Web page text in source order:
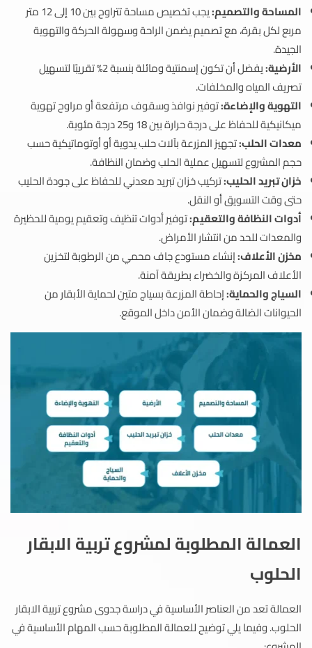
المساحة والتصميم:
يجب تخصيص مساحة تتراوح بين 10 إلى 12 متر
مربع لكل بقرة، مع تصميم يضمن الراحة وسهولة الحركة والتهوية
الجيدة.
الأرضية:
يفضل أن تكون إسمنتية ومائلة بنسبة 2% تقريبًا لتسهيل
تصريف المياه والمخلفات.
التهوية والإضاءة:توفير نوافذ وسقوف مرتفعة أو مراوح تهوية
ميكانيكية للحفاظ على درجة حرارة بين 18 و25 درجة مئوية.
معدات الحلب:تجهيز المزرعة بآلات حلب يدوية أو أوتوماتيكية حسب
حجم المشروع لتسهيل عملية الحلب وضمان النظافة.
خزان تبريد الحليب:تركيب خزان تبريد معدني للحفاظ على جودة الحليب
حتى وقت التسويق أو النقل.
أدوات النظافة والتعقيم:توفير أدوات تنظيف وتعقيم يومية للحظيرة
والمعدات للحد من انتشار الأمراض.
مخزن الأعلاف:إنشاء مستودع جاف محمي من الرطوبة لتخزين
الأعلاف المركزة والخضراء بطريقة آمنة.
السياج والحماية:إحاطة المزرعة بسياج متين لحماية الأبقار من
الحيوانات الضالة وضمان الأمن داخل الموقع.
العمالة المطلوبة لمشروع تربية الابقار
الحلوب
العمالة تعد من العناصر الأساسية في دراسة جدوى مشروع تربية الابقار
الحلوب. وفيما يلي توضيح للعمالة المطلوبة حسب المهام الأساسية في